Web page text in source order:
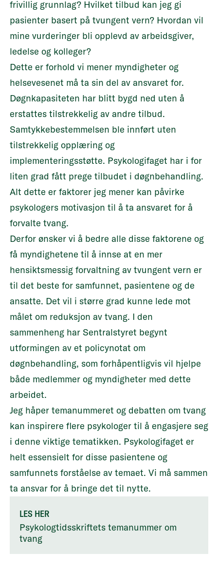
frivillig grunnlag? Hvilket tilbud kan jeg gi
pasienter basert på tvungent vern? Hvordan vil
mine vurderinger bli opplevd av arbeidsgiver,
ledelse og kolleger?
Dette er forhold vi mener myndigheter og
helsevesenet må ta sin del av ansvaret for.
Døgnkapasiteten har blitt bygd ned uten å
erstattes tilstrekkelig av andre tilbud.
Samtykkebestemmelsen ble innført uten
tilstrekkelig opplæring og
implementeringsstøtte. Psykologifaget har i for
liten grad fått prege tilbudet i døgnbehandling.
Alt dette er faktorer jeg mener kan påvirke
psykologers motivasjon til å ta ansvaret for å
forvalte tvang.
Derfor ønsker vi å bedre alle disse faktorene og
få myndighetene til å innse at en mer
hensiktsmessig forvaltning av tvungent vern er
til det beste for samfunnet, pasientene og de
ansatte. Det vil i større grad kunne lede mot
målet om reduksjon av tvang. I den
sammenheng har Sentralstyret begynt
utformingen av et policynotat om
døgnbehandling, som forhåpentligvis vil hjelpe
både medlemmer og myndigheter med dette
arbeidet.
Jeg håper temanummeret og debatten om tvang
kan inspirere flere psykologer til å engasjere seg
i denne viktige tematikken. Psykologifaget er
helt essensielt for disse pasientene og
samfunnets forståelse av temaet. Vi må sammen
ta ansvar for å bringe det til nytte.
LES HER
Psykologtidsskriftets temanummer om
tvang